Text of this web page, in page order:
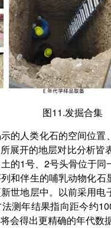
图11.发掘合集
的人类化石的空间位置
展开的地层对比分析皆
的1号、2号头骨位于同
和伴生的哺乳动物化石
世地层中。以前采用电
测年结果指向距今约
会得出更精确的年代数